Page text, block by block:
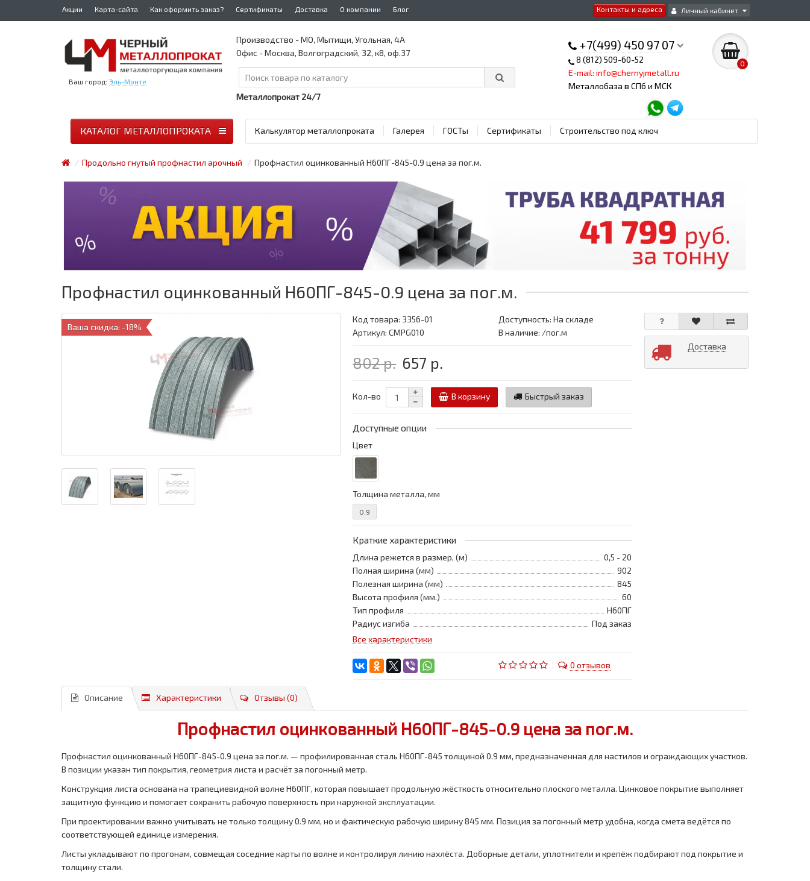
Контакты и адреса Личный кабинет
Акции Карта-сайта Как оформить заказ? Сертификаты Доставка О компании Блог
Ваш город: Эль-Монте
+7(499) 450 97 07
8 (812) 509-60-52
E-mail: info@chernyjmetall.ru
Металлобаза в СПб и МСК
0
Производство - МО, Мытищи, Угольная, 4А
Офис - Москва, Волгоградский, 32, к8, оф.37
Металлопрокат 24/7
Калькулятор металлопроката Галерея ГОСТы Сертификаты Строительство под ключ
КАТАЛОГ МЕТАЛЛОПРОКАТА
Продольно гнутый профнастил арочный Профнастил оцинкованный Н60ПГ-845-0.9 цена за пог.м.
Профнастил оцинкованный Н60ПГ-845-0.9 цена за пог.м.
Ваша скидка: -18%
Код товара: 3356-01
Доступность: На складе
Артикул: CMPG010
В наличие: /пог.м
802 р. 657 р.
Кол-во В корзину Быстрый заказ
Доступные опции
Цвет
Толщина металла, мм
0.9
Краткие характеристики
Длина режется в размер, (м)
0,5 - 20
Полная ширина (мм)
902
Полезная ширина (мм)
845
Высота профиля (мм.)
60
Тип профиля
Н60ПГ
Радиус изгиба
Под заказ
Все характеристики
0 отзывов
Доставка
Описание Характеристики Отзывы (0)
Профнастил оцинкованный Н60ПГ-845-0.9 цена за пог.м.
Профнастил оцинкованный Н60ПГ-845-0.9 цена за пог.м. — профилированная сталь Н60ПГ-845 толщиной 0.9 мм, предназначенная для настилов и ограждающих участков.
В позиции указан тип покрытия, геометрия листа и расчёт за погонный метр.
Конструкция листа основана на трапециевидной волне Н60ПГ, которая повышает продольную жёсткость относительно плоского металла. Цинковое покрытие выполняет
защитную функцию и помогает сохранить рабочую поверхность при наружной эксплуатации.
При проектировании важно учитывать не только толщину 0.9 мм, но и фактическую рабочую ширину 845 мм. Позиция за погонный метр удобна, когда смета ведётся по
соответствующей единице измерения.
Листы укладывают по прогонам, совмещая соседние карты по волне и контролируя линию нахлёста. Доборные детали, уплотнители и крепёж подбирают под покрытие и
толщину стали.